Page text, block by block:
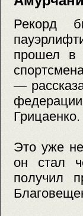
Рекорд
прошел в
—
Грицаенко.
Это уже
он стал
получил